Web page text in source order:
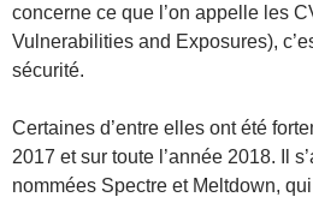
concerne ce que l’on appelle les
Vulnerabilities and Exposures),
sécurité.
Certaines d’entre elles ont été
2017 et sur toute l’année 2018. Il
nommées Spectre et Meltdown,